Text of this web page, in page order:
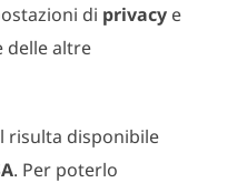
di privacy e
delle altre
risulta disponibile
. Per poterlo